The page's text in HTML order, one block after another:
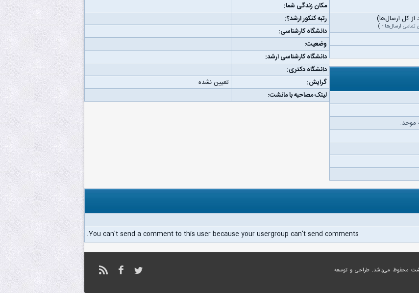
تمامی ارسال‌ها -
)
موحد.
مکان زندگی شما:
رتبه کنکور ارشد؟:
دانشگاه کارشناسی:
وضعیت:
دانشگاه کارشناسی ارشد:
دانشگاه دکتری:
گرایش:
تعیین نشده
لینک مصاحبه با مانشت:
You can't send a comment to this user because your usergroup can't send comments.
محفوظ می‌باشد. طراحی و توسعه